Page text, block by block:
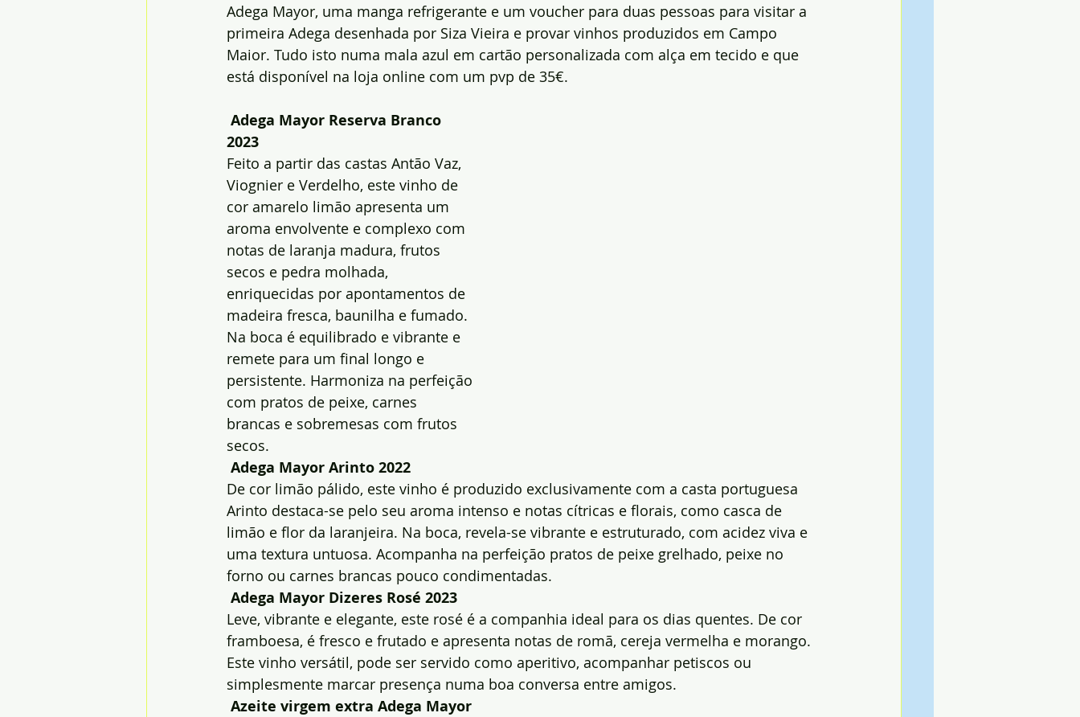
Adega Mayor, uma manga refrigerante e um voucher para duas pessoas para visitar a
primeira Adega desenhada por Siza Vieira e provar vinhos produzidos em Campo
Maior. Tudo isto numa mala azul em cartão personalizada com alça em tecido e que
está disponível na loja online com um pvp de 35€.
Adega Mayor Reserva Branco
2023
Feito a partir das castas Antão Vaz,
Viognier e Verdelho, este vinho de
cor amarelo limão apresenta um
aroma envolvente e complexo com
notas de laranja madura, frutos
secos e pedra molhada,
enriquecidas por apontamentos de
madeira fresca, baunilha e fumado.
Na boca é equilibrado e vibrante e
remete para um final longo e
persistente. Harmoniza na perfeição
com pratos de peixe, carnes
brancas e sobremesas com frutos
secos.
Adega Mayor Arinto 2022
De cor limão pálido, este vinho é produzido exclusivamente com a casta portuguesa
Arinto destaca-se pelo seu aroma intenso e notas cítricas e florais, como casca de
limão e flor da laranjeira. Na boca, revela-se vibrante e estruturado, com acidez viva e
uma textura untuosa. Acompanha na perfeição pratos de peixe grelhado, peixe no
forno ou carnes brancas pouco condimentadas.
Adega Mayor Dizeres Rosé 2023
Leve, vibrante e elegante, este rosé é a companhia ideal para os dias quentes. De cor
framboesa, é fresco e frutado e apresenta notas de romã, cereja vermelha e morango.
Este vinho versátil, pode ser servido como aperitivo, acompanhar petiscos ou
simplesmente marcar presença numa boa conversa entre amigos.
Azeite virgem extra Adega Mayor